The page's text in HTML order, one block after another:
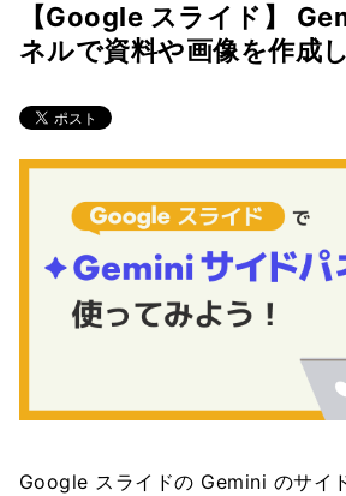
【Google スライド】
ネルで資料や画像を作成
Google スライドの Gemini のサイ